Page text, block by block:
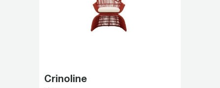
Crinoline